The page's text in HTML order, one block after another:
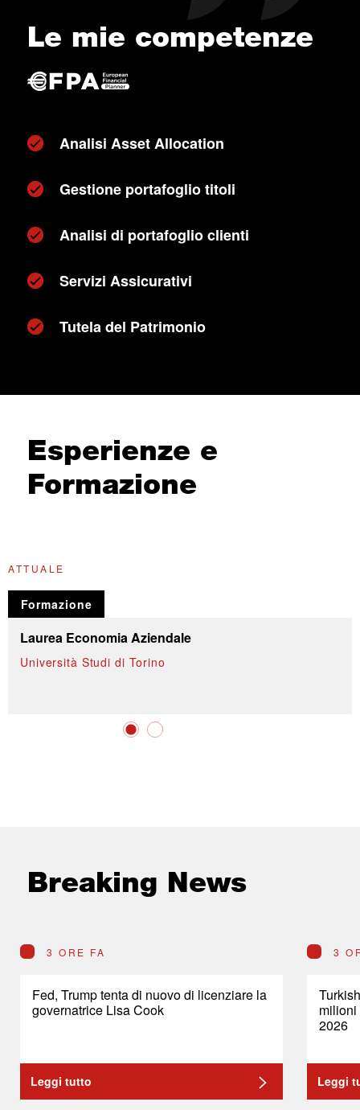
Le mie competenze
Analisi Asset Allocation
Gestione portafoglio titoli
Analisi di portafoglio clienti
Servizi Assicurativi
Tutela del Patrimonio
Esperienze e
Formazione
ATTUALE
Formazione
Laurea Economia Aziendale
Università Studi di Torino
Breaking News
3 ORE FA
Fed, Trump tenta di nuovo di licenziare la
governatrice Lisa Cook
Leggi tutto
3
2026
Leggi